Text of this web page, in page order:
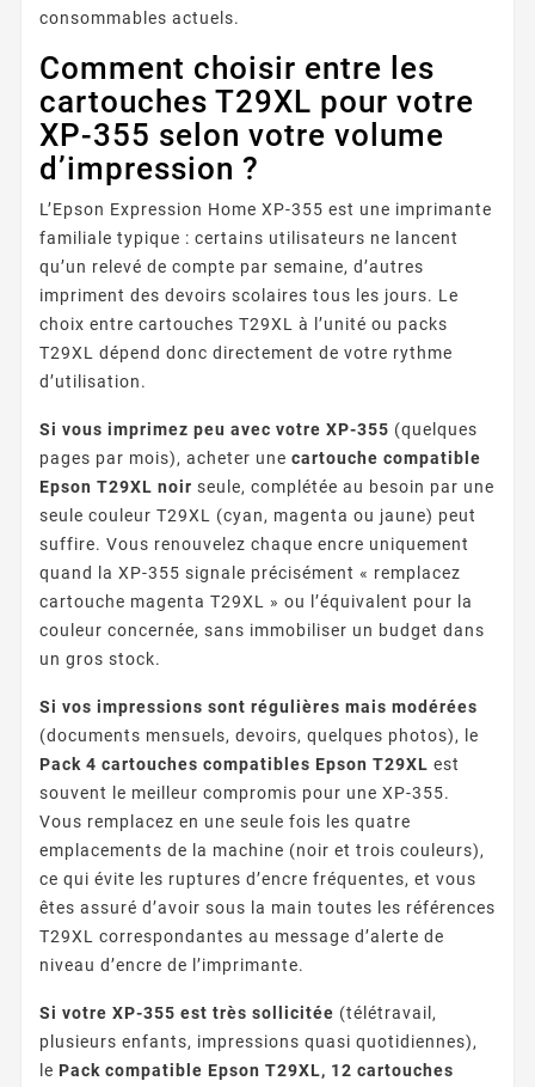
consommables actuels.
Comment choisir entre les
cartouches T29XL pour votre
XP-355 selon votre volume
d’impression ?
L’Epson Expression Home XP-355 est une imprimante
familiale typique : certains utilisateurs ne lancent
qu’un relevé de compte par semaine, d’autres
impriment des devoirs scolaires tous les jours. Le
choix entre cartouches T29XL à l’unité ou packs
T29XL dépend donc directement de votre rythme
d’utilisation.
Si vous imprimez peu avec votre XP-355 (quelques
pages par mois), acheter une cartouche compatible
Epson T29XL noir seule, complétée au besoin par une
seule couleur T29XL (cyan, magenta ou jaune) peut
suffire. Vous renouvelez chaque encre uniquement
quand la XP-355 signale précisément « remplacez
cartouche magenta T29XL » ou l’équivalent pour la
couleur concernée, sans immobiliser un budget dans
un gros stock.
Si vos impressions sont régulières mais modérées
(documents mensuels, devoirs, quelques photos), le
Pack 4 cartouches compatibles Epson T29XL est
souvent le meilleur compromis pour une XP-355.
Vous remplacez en une seule fois les quatre
emplacements de la machine (noir et trois couleurs),
ce qui évite les ruptures d’encre fréquentes, et vous
êtes assuré d’avoir sous la main toutes les références
T29XL correspondantes au message d’alerte de
niveau d’encre de l’imprimante.
Si votre XP-355 est très sollicitée (télétravail,
plusieurs enfants, impressions quasi quotidiennes),
le Pack compatible Epson T29XL, 12 cartouches